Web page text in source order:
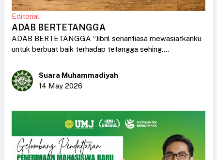
Editorial
ADAB BERTETANGGA
ADAB BERTETANGGA “Jibril senantiasa mewasiatkanku
untuk berbuat baik terhadap tetangga sehing....
Suara Muhammadiyah
14 May 2026